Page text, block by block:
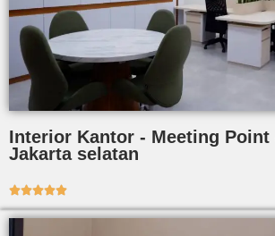
Interior Kantor - Meeting Point
Jakarta selatan
